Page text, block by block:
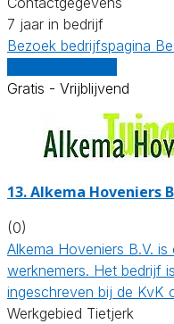
7 jaar in bedrijf
Bezoek bedrijfspagina
Gratis - Vrijblijvend
13.Alkema Hoveniers
(0)
Alkema Hoveniers B.V.
werknemers. Het bedrijf
ingeschreven bij de KvK
Werkgebied Tietjerk